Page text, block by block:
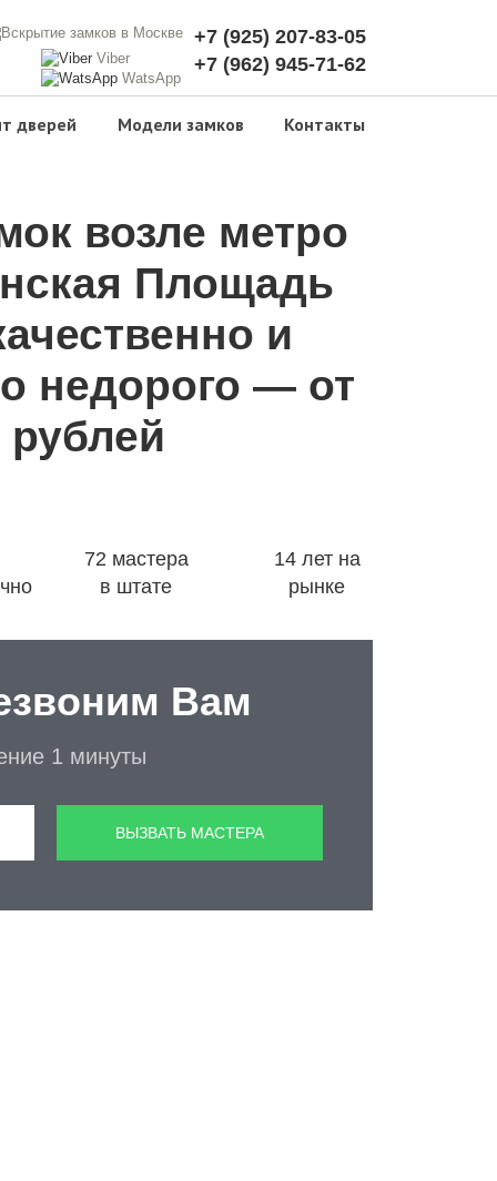
+7 (925) 207-83-05
+7 (962) 945-71-62
Viber
WatsApp
дверей Модели замков Контакты
возле метро
Площадь
и
недорого — от
рублей
72 мастера
в штате
14 лет на
рынке
Вам
1 минуты